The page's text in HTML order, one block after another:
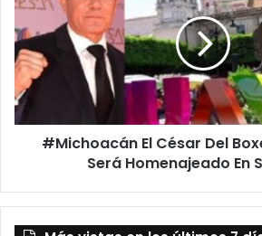
César
Del
Boxeo
JC
CHávez
Será
Homenajeado
#Michoacán El César Del
Será Homenajeado En